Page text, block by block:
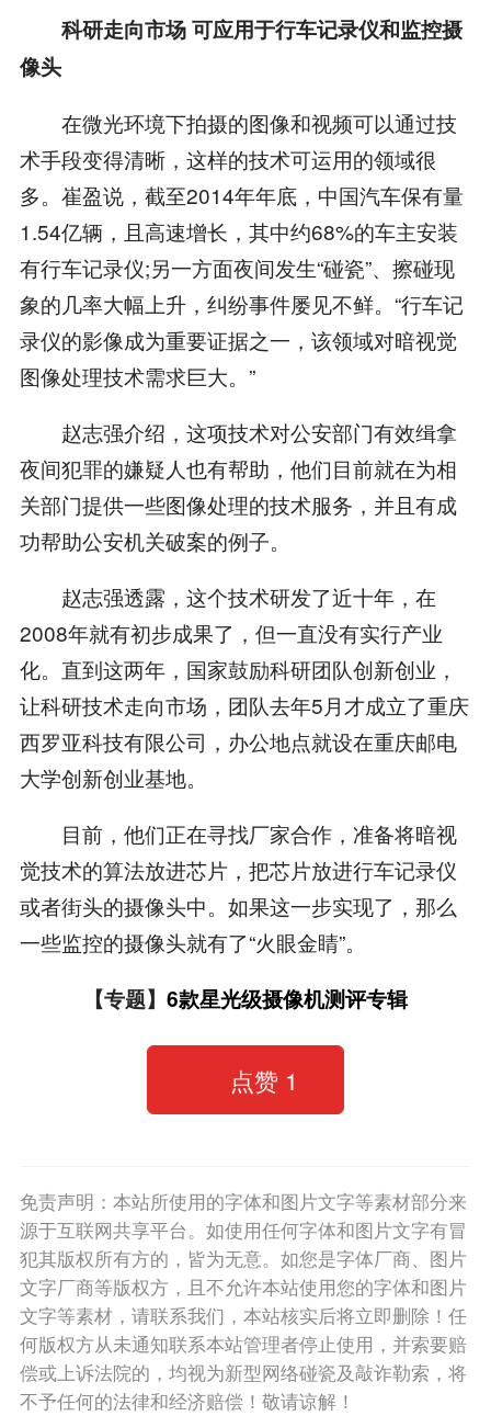
科研走向市场 可应用于行车记录仪和监控摄
像头
在微光环境下拍摄的图像和视频可以通过技
术手段变得清晰，这样的技术可运用的领域很
多。崔盈说，截至2014年年底，中国汽车保有量
1.54亿辆，且高速增长，其中约68%的车主安装
有行车记录仪;另一方面夜间发生“碰瓷”、擦碰现
象的几率大幅上升，纠纷事件屡见不鲜。“行车记
录仪的影像成为重要证据之一，该领域对暗视觉
图像处理技术需求巨大。”
赵志强介绍，这项技术对公安部门有效缉拿
夜间犯罪的嫌疑人也有帮助，他们目前就在为相
关部门提供一些图像处理的技术服务，并且有成
功帮助公安机关破案的例子。
赵志强透露，这个技术研发了近十年，在
2008年就有初步成果了，但一直没有实行产业
化。直到这两年，国家鼓励科研团队创新创业，
让科研技术走向市场，团队去年5月才成立了重庆
西罗亚科技有限公司，办公地点就设在重庆邮电
大学创新创业基地。
目前，他们正在寻找厂家合作，准备将暗视
觉技术的算法放进芯片，把芯片放进行车记录仪
或者街头的摄像头中。如果这一步实现了，那么
一些监控的摄像头就有了“火眼金睛”。
【专题】 6款星光级摄像机测评专辑
点赞 1
免责声明：本站所使用的字体和图片文字等素材部分来
源于互联网共享平台。如使用任何字体和图片文字有冒
犯其版权所有方的，皆为无意。如您是字体厂商、图片
文字厂商等版权方，且不允许本站使用您的字体和图片
文字等素材，请联系我们，本站核实后将立即删除！任
何版权方从未通知联系本站管理者停止使用，并索要赔
偿或上诉法院的，均视为新型网络碰瓷及敲诈勒索，将
不予任何的法律和经济赔偿！敬请谅解！